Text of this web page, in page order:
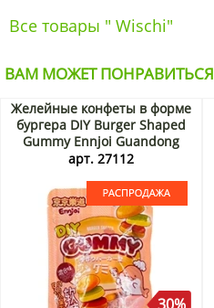
Все товары " Wischi"
ВАМ МОЖЕТ ПОНРАВИТЬСЯ
Желейные конфеты в форме
бургера DIY Burger Shaped
Gummy Ennjoi Guandong
Lefen, Китай, 50 г. Срок до
арт. 27112